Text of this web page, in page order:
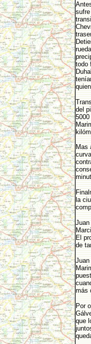
todo
del
Mas
la
Juan
El
de
Juan
más
Por
que